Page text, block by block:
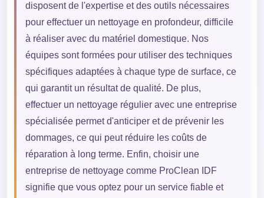
disposent de l'expertise et des outils nécessaires
pour effectuer un nettoyage en profondeur, difficile
à réaliser avec du matériel domestique. Nos
équipes sont formées pour utiliser des techniques
spécifiques adaptées à chaque type de surface, ce
qui garantit un résultat de qualité. De plus,
effectuer un nettoyage régulier avec une entreprise
spécialisée permet d'anticiper et de prévenir les
dommages, ce qui peut réduire les coûts de
réparation à long terme. Enfin, choisir une
entreprise de nettoyage comme ProClean IDF
signifie que vous optez pour un service fiable et